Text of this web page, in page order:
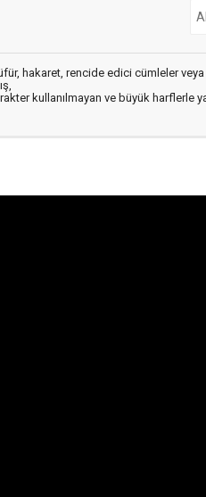
hakaret, rencide edici cümleler veya
kullanılmayan ve büyük harflerle